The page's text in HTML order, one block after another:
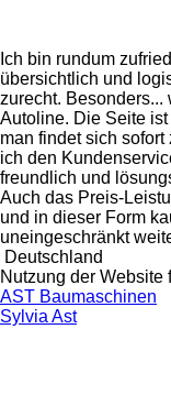
Ich bin rundum
übersichtlich und
zurecht. Besonders...
Autoline. Die Seite
man findet sich
ich den
freundlich und
Auch das Preis-
und in dieser Form
uneingeschränkt
Deutschland
Nutzung der Website
AST Baumaschinen
Sylvia Ast